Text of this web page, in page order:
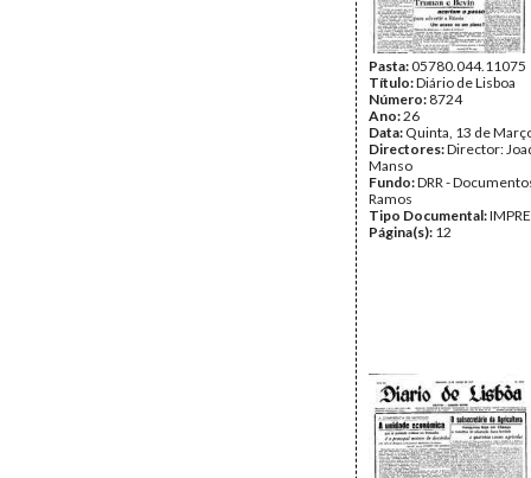
Pasta:05780.044.11075
Título:Diário de Lisboa
Número: 8724
Ano:26
Data: Quinta, 13 de
Directores:Director:
Manso
Fundo:DRR -
Ramos
Tipo Documental:
Página(s): 12